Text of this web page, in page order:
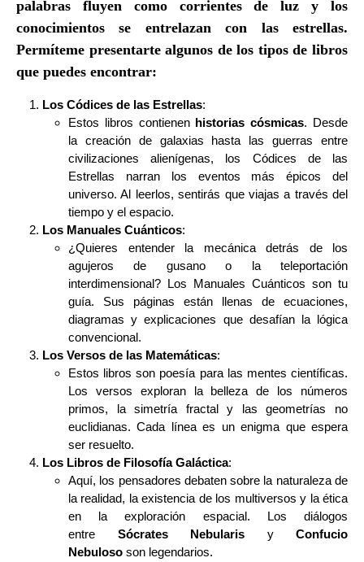
palabras fluyen como corrientes de luz y los
conocimientos se entrelazan con las estrellas.
Permíteme presentarte algunos de los tipos de libros
que puedes encontrar:
Los Códices de las Estrellas:
Estos libros contienen historias cósmicas. Desde
la creación de galaxias hasta las guerras entre
civilizaciones alienígenas, los Códices de las
Estrellas narran los eventos más épicos del
universo. Al leerlos, sentirás que viajas a través del
tiempo y el espacio.
Los Manuales Cuánticos:
¿Quieres entender la mecánica detrás de los
agujeros de gusano o la teleportación
interdimensional? Los Manuales Cuánticos son tu
guía. Sus páginas están llenas de ecuaciones,
diagramas y explicaciones que desafían la lógica
convencional.
Los Versos de las Matemáticas:
Estos libros son poesía para las mentes científicas.
Los versos exploran la belleza de los números
primos, la simetría fractal y las geometrías no
euclidianas. Cada línea es un enigma que espera
ser resuelto.
Los Libros de Filosofía Galáctica:
Aquí, los pensadores debaten sobre la naturaleza de
la realidad, la existencia de los multiversos y la ética
en la exploración espacial. Los diálogos
entre Sócrates Nebularis y Confucio
Nebuloso son legendarios.